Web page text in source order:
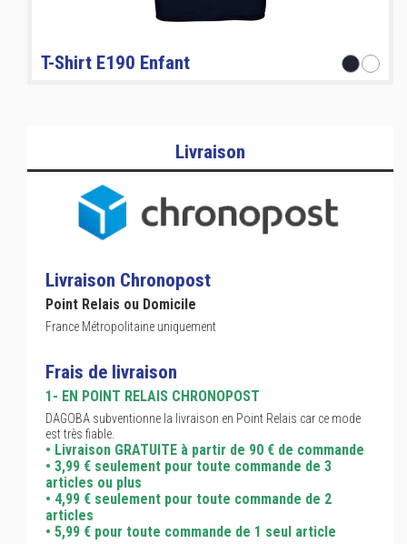
T-Shirt E190 Enfant
Livraison
Livraison Chronopost
Point Relais ou Domicile
France Métropolitaine uniquement
Frais de livraison
1- EN POINT RELAIS CHRONOPOST
DAGOBA subventionne la livraison en Point Relais car ce mode
est très fiable.
• Livraison GRATUITE à partir de 90 € de commande
• 3,99 € seulement pour toute commande de 3
articles ou plus
• 4,99 € seulement pour toute commande de 2
articles
• 5,99 € pour toute commande de 1 seul article